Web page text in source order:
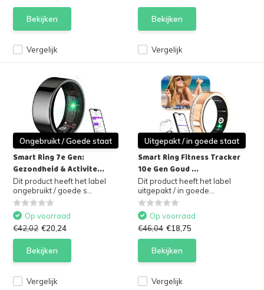
Vergelijk
Bekijken
Vergelijk
Bekijken
Ongebruikt / Goede staat
Smart Ring 7e Gen:
Gezondheid & Activite...
Dit product heeft het label
ongebruikt / goede s...
Vergelijk
Op voorraad
€42,02 €20,24
Bekijken
Uitgepakt / in goede staat
Smart Ring Fitness Tracker
10e Gen Goud ...
Dit product heeft het label
uitgepakt / in goede...
Vergelijk
Op voorraad
€46,04 €18,75
Bekijken